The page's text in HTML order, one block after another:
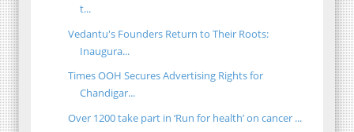
t...
Vedantu's Founders Return to Their Roots:
Inaugura...
Times OOH Secures Advertising Rights for
Chandigar...
Over 1200 take part in ‘Run for health’ on cancer ...